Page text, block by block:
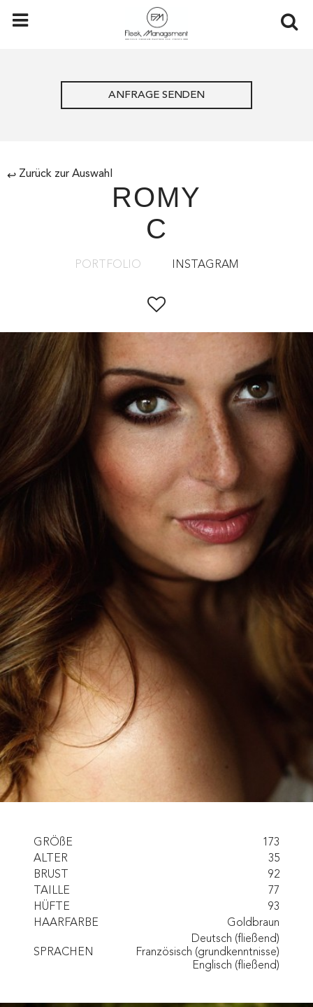
ANFRAGE SENDEN
↩ Zurück zur Auswahl
ROMY
C
PORTFOLIO INSTAGRAM
GRÖßE
173
ALTER
35
BRUST
92
TAILLE
77
HÜFTE
93
HAARFARBE
Goldbraun
SPRACHEN
Deutsch (fließend)
Französisch (grundkenntnisse)
Englisch (fließend)